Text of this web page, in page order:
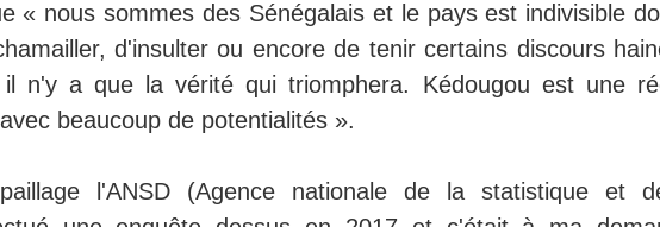
« nous sommes des Sénégalais et le pays est indivisible
d'insulter ou encore de tenir certains discours
il n'y a que la vérité qui triomphera. Kédougou est une
beaucoup de potentialités ».
l'ANSD (Agence nationale de la statistique et